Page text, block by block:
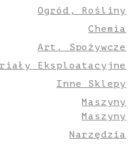
Ogród, Rośliny
Chemia
Art. Spożywcze
Eksploatacyjne
Inne Sklepy
Maszyny
Maszyny
Narzędzia